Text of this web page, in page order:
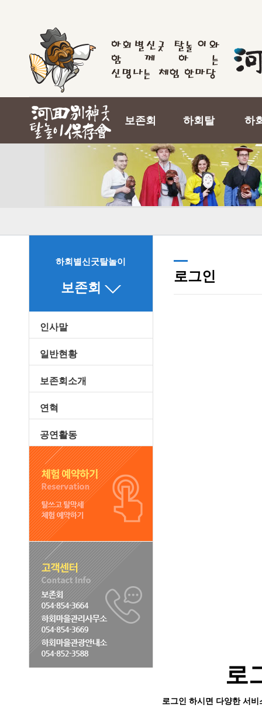
보존회 하회탈 하
하회별신굿탈놀이
보존회
인사말
일반현황
보존회소개
연혁
공연활동
로그인
로
로그인 하시면 다양한 서